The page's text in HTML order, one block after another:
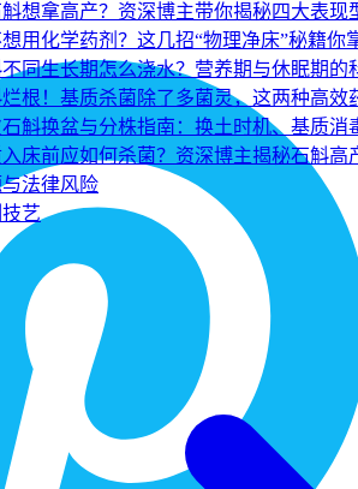
想拿高产？资深博主带你揭秘四大表现
用化学药剂？这几招“物理净床”秘籍你
同生长期怎么浇水？营养期与休眠期的
根！基质杀菌除了多菌灵，这两种高效
斛换盆与分株指南：换土时机、基质消
床前应如何杀菌？资深博主揭秘石斛高
法律风险
艺